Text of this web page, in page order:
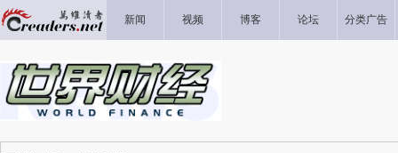
新闻 视频 博客 论坛 分类广告